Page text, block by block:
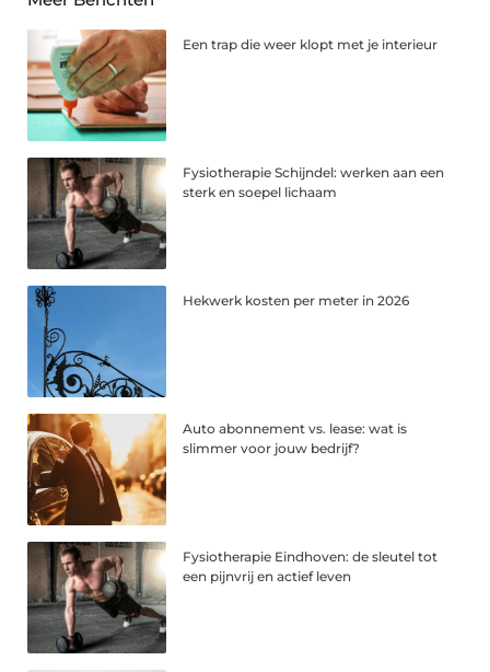
Een trap die weer klopt met je interieur
Fysiotherapie Schijndel: werken aan een
sterk en soepel lichaam
Hekwerk kosten per meter in 2026
Auto abonnement vs. lease: wat is
slimmer voor jouw bedrijf?
Fysiotherapie Eindhoven: de sleutel tot
een pijnvrij en actief leven